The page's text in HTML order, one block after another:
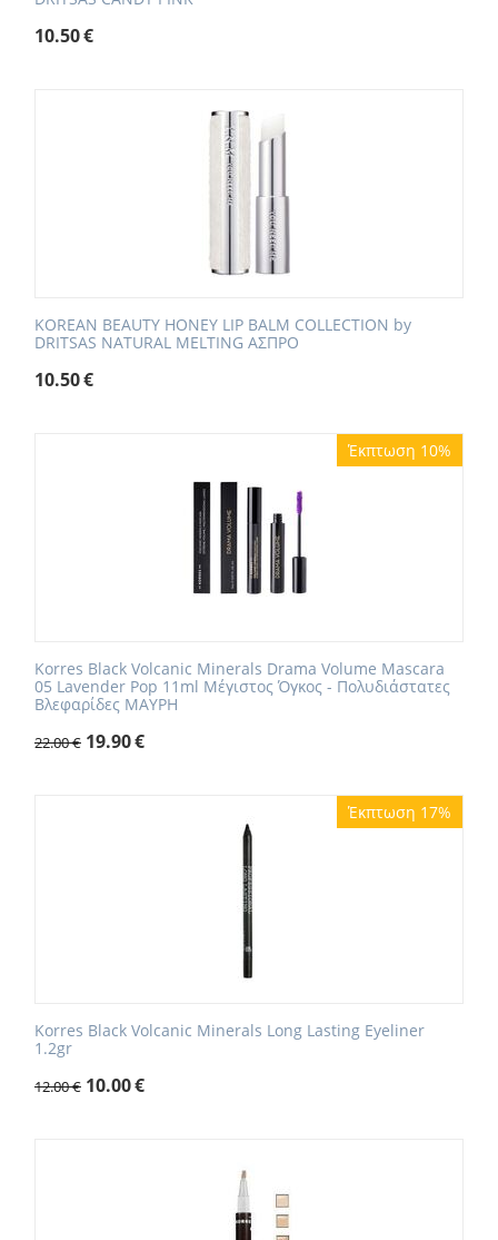
10.50€
KOREAN BEAUTY HONEY LIP BALM COLLECTION by
DRITSAS NATURAL MELTING ΑΣΠΡΟ
10.50€
Έκπτωση 10%
Korres Black Volcanic Minerals Drama Volume Mascara
05 Lavender Pop 11ml Mέγιστος Όγκος - Πολυδιάστατες
Βλεφαρίδες ΜΑΥΡΗ
22.00€ 19.90€
Έκπτωση 17%
Korres Black Volcanic Minerals Long Lasting Eyeliner
1.2gr
12.00€ 10.00€